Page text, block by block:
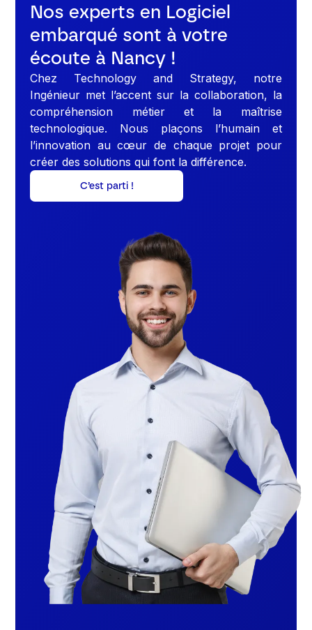
Nos experts en Logiciel
embarqué sont à votre
écoute à Nancy !
Chez Technology and Strategy, notre
Ingénieur met l’accent sur la collaboration, la
compréhension métier et la maîtrise
technologique. Nous plaçons l’humain et
l’innovation au cœur de chaque projet pour
créer des solutions qui font la différence.
C’est parti !